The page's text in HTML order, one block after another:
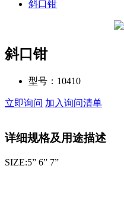
斜口钳
斜口钳
型号： 10410
立即询问 加入询问清单
详细规格及用途描述
SIZE:5” 6” 7”